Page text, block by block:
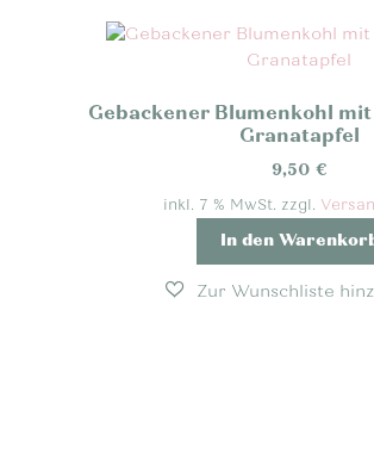
Gebackener Blumenkohl mit
Granatapfel
9,50 €
inkl. 7 % MwSt. zzgl.
In den